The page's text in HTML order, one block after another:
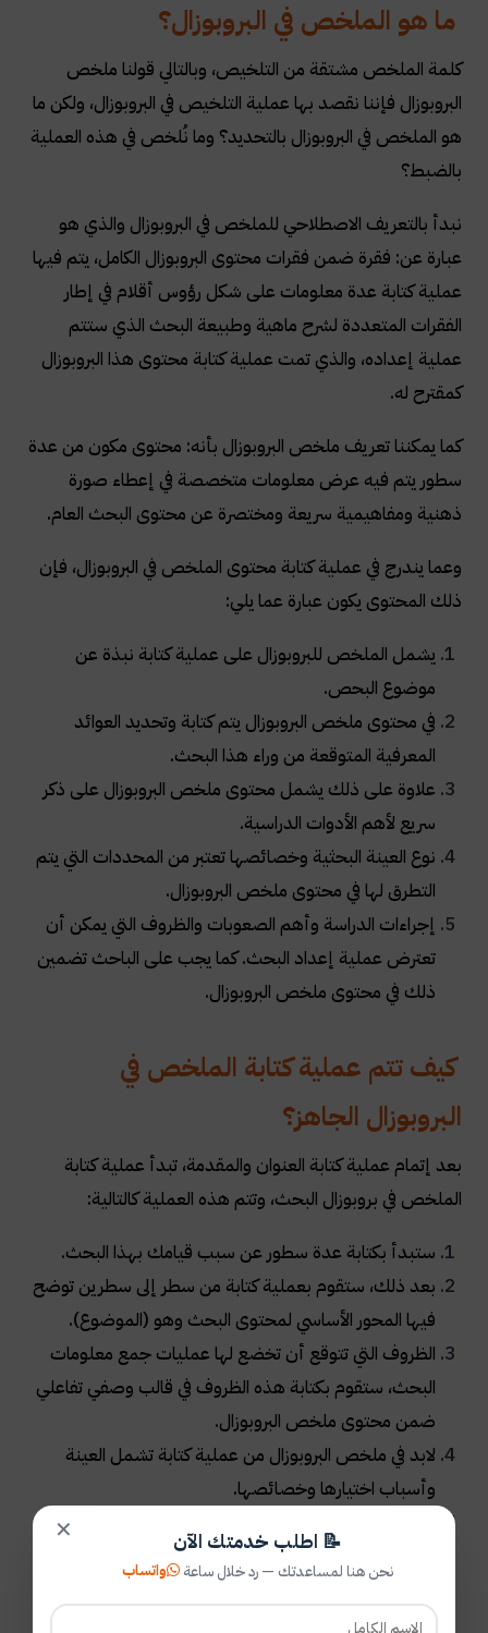
ما هو الملخص في البروبوزال؟
كلمة الملخص مشتقة من التلخيص، وبالتالي قولنا ملخص
البروبوزال فإننا نقصد بها عملية التلخيص في البروبوزال، ولكن ما
هو الملخص في البروبوزال بالتحديد؟ وما نُلخص في هذه العملية
بالضبط؟
نبدأ بالتعريف الاصطلاحي للملخص في البروبوزال والذي هو
عبارة عن: فقرة ضمن فقرات محتوى البروبوزال الكامل، يتم فيها
عملية كتابة عدة معلومات على شكل رؤوس أقلام في إطار
الفقرات المتعددة لشرح ماهية وطبيعة البحث الذي ستتم
عملية إعداده، والذي تمت عملية كتابة محتوى هذا البروبوزال
كمقترح له.
كما يمكننا تعريف ملخص البروبوزال بأنه: محتوى مكون من عدة
سطور يتم فيه عرض معلومات متخصصة في إعطاء صورة
ذهنية ومفاهيمية سريعة ومختصرة عن محتوى البحث العام.
وعما يندرج في عملية كتابة محتوى الملخص في البروبوزال، فإن
ذلك المحتوى يكون عبارة عما يلي:
يشمل الملخص للبروبوزال على عملية كتابة نبذة عن
موضوع البحص.
في محتوى ملخص البروبوزال يتم كتابة وتحديد العوائد
المعرفية المتوقعة من وراء هذا البحث.
علاوة على ذلك يشمل محتوى ملخص البروبوزال على ذكر
سريع لأهم الأدوات الدراسية.
نوع العينة البحثية وخصائصها تعتبر من المحددات التي يتم
التطرق لها في محتوى ملخص البروبوزال.
إجراءات الدراسة وأهم الصعوبات والظروف التي يمكن أن
تعترض عملية إعداد البحث. كما يجب على الباحث تضمين
ذلك في محتوى ملخص البروبوزال.
كيف تتم عملية كتابة الملخص في
البروبوزال الجاهز؟
بعد إتمام عملية كتابة العنوان والمقدمة، تبدأ عملية كتابة
الملخص في بروبوزال البحث، وتتم هذه العملية كالتالية:
ستبدأ بكتابة عدة سطور عن سبب قيامك بهذا البحث.
بعد ذلك، ستقوم بعملية كتابة من سطر إلى سطرين توضح
فيها المحور الأساسي لمحتوى البحث وهو (الموضوع).
الظروف التي تتوقع أن تخضع لها عمليات جمع معلومات
البحث، ستقوم بكتابة هذه الظروف في قالب وصفي تفاعلي
ضمن محتوى ملخص البروبوزال.
لابد في ملخص البروبوزال من عملية كتابة تشمل العينة
وأسباب اختيارها وخصائصها.
التلخيصي، هي: (الحدود الزمانية والمكانية) التي ستجري
يتطلب ملخص البروبوزال إعطاء فكرة عن المتغيرات
✕ 📝 اطلب خدمتك الآن
نحن هنا لمساعدتك — رد خلال ساعة واتساب